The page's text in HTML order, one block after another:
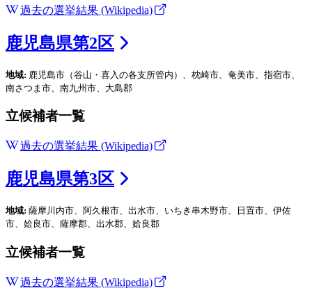
過去の選挙結果 (Wikipedia)
鹿児島県第2区
地域: 鹿児島市（谷山・喜入の各支所管内）、枕崎市、奄美市、指宿市、
南さつま市、南九州市、大島郡
立候補者一覧
過去の選挙結果 (Wikipedia)
鹿児島県第3区
地域: 薩摩川内市、阿久根市、出水市、いちき串木野市、日置市、伊佐
市、姶良市、薩摩郡、出水郡、姶良郡
立候補者一覧
過去の選挙結果 (Wikipedia)